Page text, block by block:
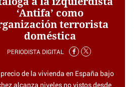
‘Antifa’ como
terrorista
doméstica
PERIODISTA DIGITAL